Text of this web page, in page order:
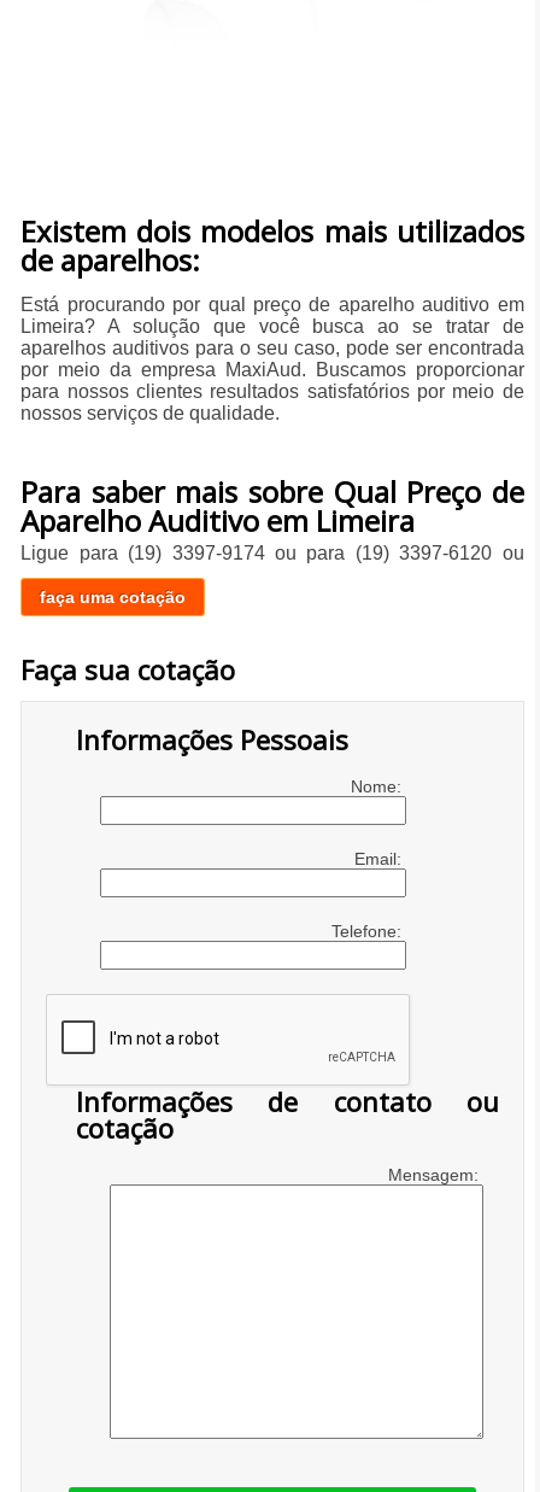
​Existem dois modelos mais utilizados
de aparelhos:
Está procurando por qual preço de aparelho auditivo em
Limeira? A solução que você busca ao se tratar de
aparelhos auditivos para o seu caso, pode ser encontrada
por meio da empresa MaxiAud. Buscamos proporcionar
para nossos clientes resultados satisfatórios por meio de
nossos serviços de qualidade.
Para saber mais sobre Qual Preço de
Aparelho Auditivo em Limeira
Ligue para (19) 3397-9174ou para (19) 3397-6120 ou
faça uma cotação
Faça sua cotação
Informações Pessoais
Nome:
Email:
Telefone:
Informações de contato ou
cotação
Mensagem: